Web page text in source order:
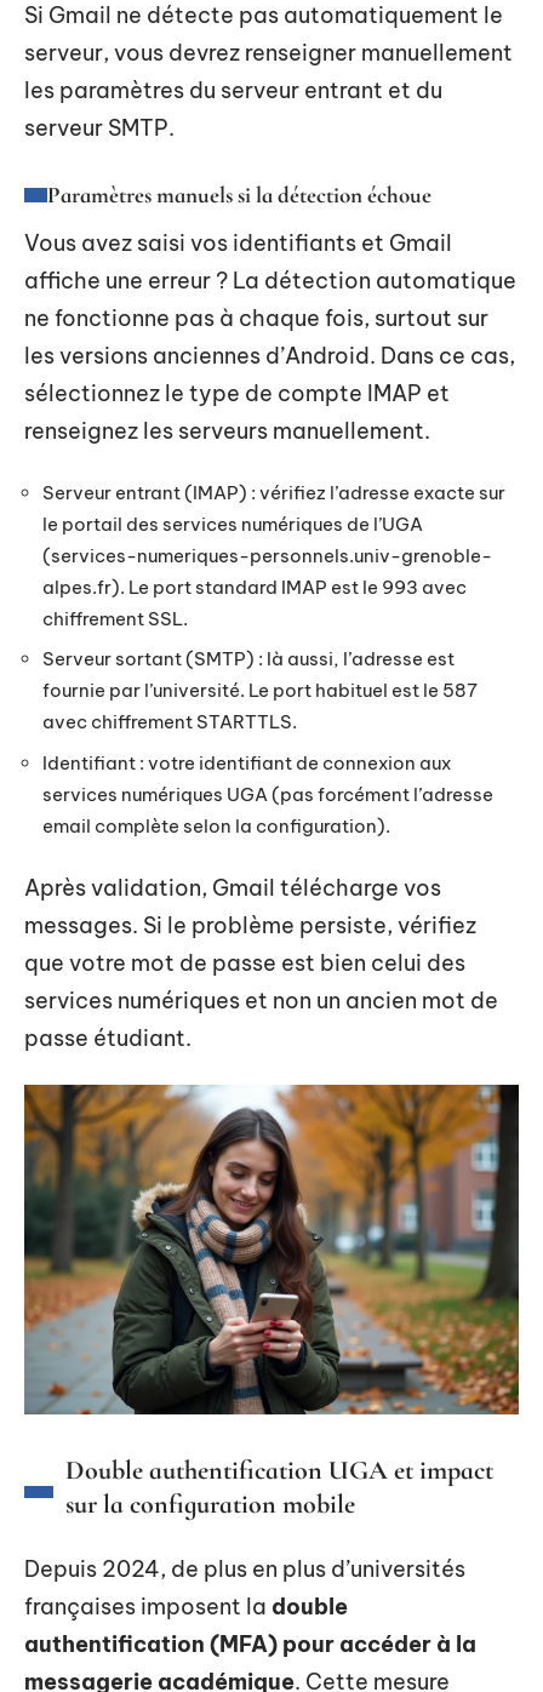
Si Gmail ne détecte pas automatiquement le
serveur, vous devrez renseigner manuellement
les paramètres du serveur entrant et du
serveur SMTP.
Paramètres manuels si la détection échoue
Vous avez saisi vos identifiants et Gmail
affiche une erreur ? La détection automatique
ne fonctionne pas à chaque fois, surtout sur
les versions anciennes d’Android. Dans ce cas,
sélectionnez le type de compte IMAP et
renseignez les serveurs manuellement.
Serveur entrant (IMAP) : vérifiez l’adresse exacte sur
le portail des services numériques de l’UGA
(services-numeriques-personnels.univ-grenoble-
alpes.fr). Le port standard IMAP est le 993 avec
chiffrement SSL.
Serveur sortant (SMTP) : là aussi, l’adresse est
fournie par l’université. Le port habituel est le 587
avec chiffrement STARTTLS.
Identifiant : votre identifiant de connexion aux
services numériques UGA (pas forcément l’adresse
email complète selon la configuration).
Après validation, Gmail télécharge vos
messages. Si le problème persiste, vérifiez
que votre mot de passe est bien celui des
services numériques et non un ancien mot de
passe étudiant.
Double authentification UGA et impact
sur la configuration mobile
Depuis 2024, de plus en plus d’universités
françaises imposent la double
authentification (MFA) pour accéder à la
messagerie académique. Cette mesure